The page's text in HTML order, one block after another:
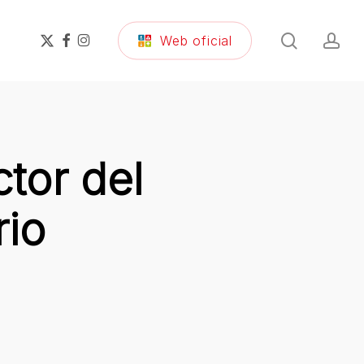
x-
twitter
facebook
instagram Web oficial search
del